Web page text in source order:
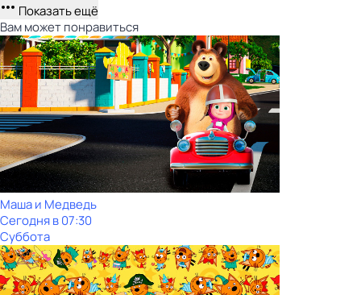
Показать ещё
Вам может понравиться
Маша и Медведь
Сегодня в 07:30
Суббота